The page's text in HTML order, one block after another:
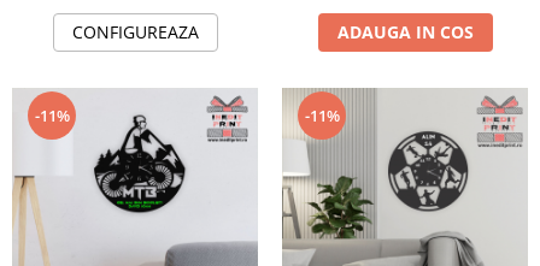
CONFIGUREAZA ADAUGA IN COS
-11% -11%